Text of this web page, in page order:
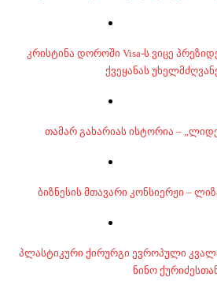
კრისტინა დოროში Visa-ს ვიცე
ქვეყანას
თამარ გახარიას ისტორია –
ბიზნესის მთავარი კონსიერჟი –
პლასტიკური ქირურგი ევროპული
ნინო